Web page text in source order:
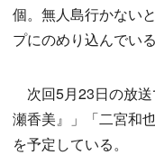
個。無人島行かない
プにのめり込んでい
次回5月23日の放
瀬香美』」「二宮和
を予定している。